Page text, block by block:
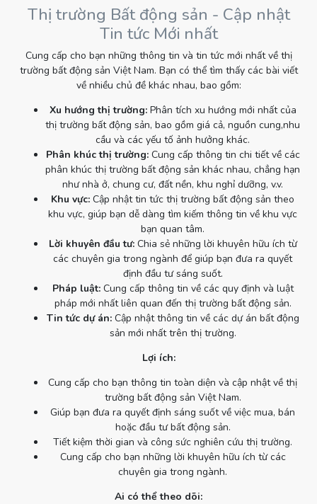
Thị trường Bất động sản - Cập nhật
Tin tức Mới nhất
Cung cấp cho bạn những thông tin và tin tức mới nhất về thị
trường bất động sản Việt Nam. Bạn có thể tìm thấy các bài viết
về nhiều chủ đề khác nhau, bao gồm:
Xu hướng thị trường:Phân tích xu hướng mới nhất của
thị trường bất động sản, bao gồm giá cả, nguồn cung,nhu
cầu và các yếu tố ảnh hưởng khác.
Phân khúc thị trường:Cung cấp thông tin chi tiết về các
phân khúc thị trường bất động sản khác nhau, chẳng hạn
như nhà ở, chung cư, đất nền, khu nghỉ dưỡng, v.v.
Khu vực: Cập nhật tin tức thị trường bất động sản theo
khu vực, giúp bạn dễ dàng tìm kiếm thông tin về khu vực
bạn quan tâm.
Lời khuyên đầu tư:Chia sẻ những lời khuyên hữu ích từ
các chuyên gia trong ngành để giúp bạn đưa ra quyết
định đầu tư sáng suốt.
Pháp luật:Cung cấp thông tin về các quy định và luật
pháp mới nhất liên quan đến thị trường bất động sản.
Tin tức dự án:Cập nhật thông tin về các dự án bất động
sản mới nhất trên thị trường.
Lợi ích:
Cung cấp cho bạn thông tin toàn diện và cập nhật về thị
trường bất động sản Việt Nam.
Giúp bạn đưa ra quyết định sáng suốt về việc mua, bán
hoặc đầu tư bất động sản.
Tiết kiệm thời gian và công sức nghiên cứu thị trường.
Cung cấp cho bạn những lời khuyên hữu ích từ các
chuyên gia trong ngành.
Ai có thể theo dõi: